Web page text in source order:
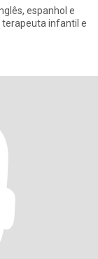
espanhol e
terapeuta infantil e